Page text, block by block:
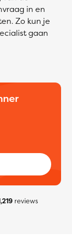
in en
Zo kun je
gaan
reviews